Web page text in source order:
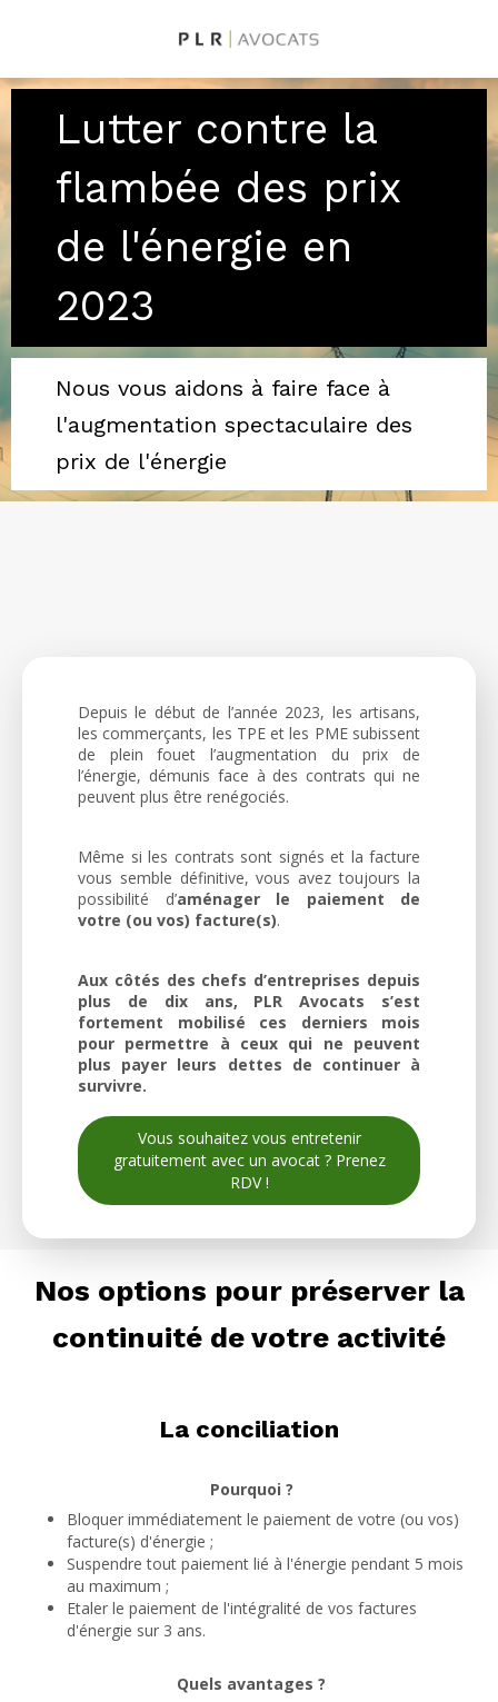
Lutter contre la
flambée des prix
de l'énergie en
2023
Nous vous aidons à faire face à
l'augmentation spectaculaire des
prix de l'énergie
Depuis le début de l’année 2023, les artisans,
les commerçants, les TPE et les PME subissent
de plein fouet l’augmentation du prix de
l’énergie, démunis face à des contrats qui ne
peuvent plus être renégociés.
Même si les contrats sont signés et la facture
vous semble définitive, vous avez toujours la
possibilité d’aménager le paiement de
votre (ou vos) facture(s).
Aux côtés des chefs d’entreprises depuis
plus de dix ans, PLR Avocats s’est
fortement mobilisé ces derniers mois
pour permettre à ceux qui ne peuvent
plus payer leurs dettes de continuer à
survivre.
Vous souhaitez vous entretenir
gratuitement avec un avocat ? Prenez
RDV !
Nos options pour préserver la
continuité de votre activité
La conciliation
Pourquoi ?
Bloquer immédiatement le paiement de votre (ou vos)
facture(s) d'énergie ;
Suspendre tout paiement lié à l'énergie pendant 5 mois
au maximum ;
Etaler le paiement de l'intégralité de vos factures
d'énergie sur 3 ans.
Quels avantages ?